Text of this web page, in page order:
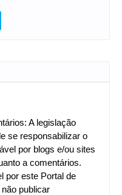
A legislação
se responsabilizar o
por blogs e/ou sites
a comentários.
por este Portal de
publicar